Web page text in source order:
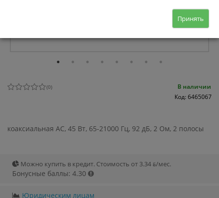
(0)
В наличии
Код: 6465067
коаксиальная АС, 45 Вт, 65-21000 Гц, 92 дБ, 2 Ом, 2 полосы
Можно купить в кредит. Стоимость от 3.34 ƃ/мec.
Бонусные баллы: 4.30
Юридическим лицам
Принять